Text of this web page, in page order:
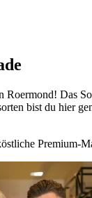
Roermond! Das
bist du hier
Premium-